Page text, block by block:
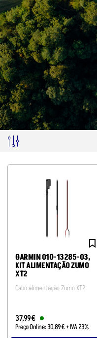
GARMIN 010-13285-03,
KIT ALIMENTAÇÃO ZUMO
XT2
Cabo alimentação Zumo XT2
37,99€
Preço Online:30,89€+ IVA 23%